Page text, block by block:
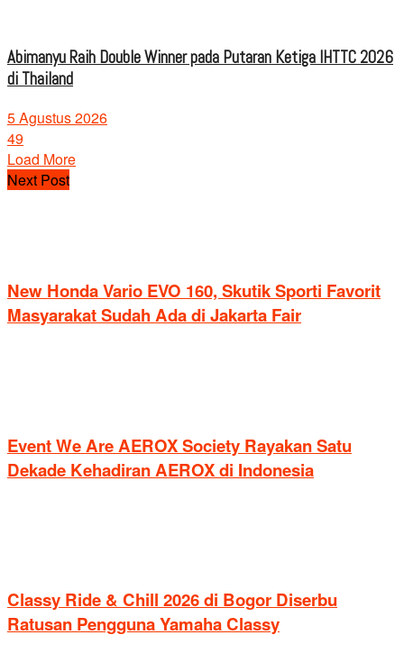
Abimanyu Raih Double Winner pada Putaran Ketiga IHTTC 2026
di Thailand
5 Agustus 2026
49
Load More
Next Post
New Honda Vario EVO 160, Skutik Sporti Favorit
Masyarakat Sudah Ada di Jakarta Fair
Event We Are AEROX Society Rayakan Satu
Dekade Kehadiran AEROX di Indonesia
Classy Ride & Chill 2026 di Bogor Diserbu
Ratusan Pengguna Yamaha Classy